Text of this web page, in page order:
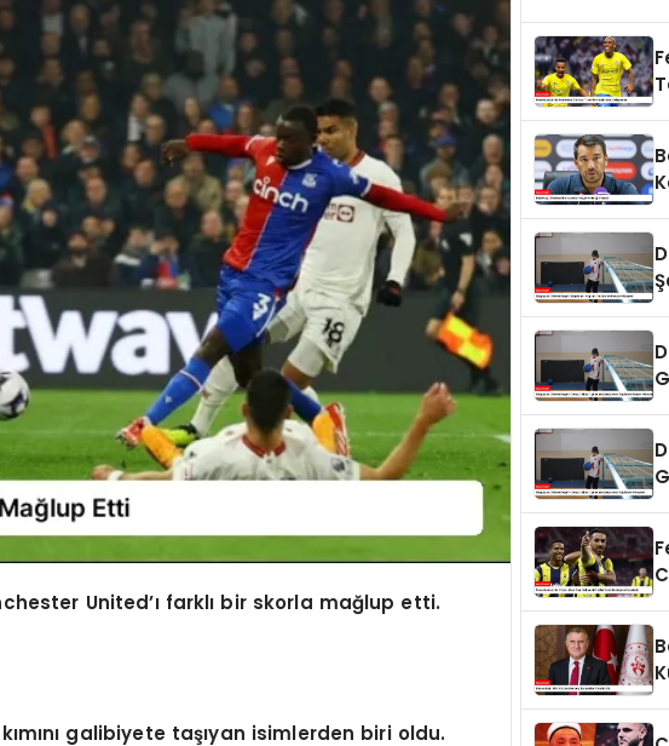
United’ı farklı bir skorla mağlup etti.
galibiyete taşıyan isimlerden biri oldu.